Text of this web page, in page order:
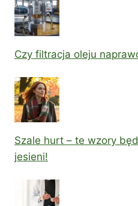
Czy filtracja oleju
Szale hurt – te wzory
jesieni!